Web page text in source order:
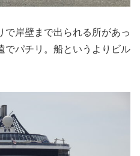
で岸壁まで出られる所があっ
でパチリ。船というよりビル